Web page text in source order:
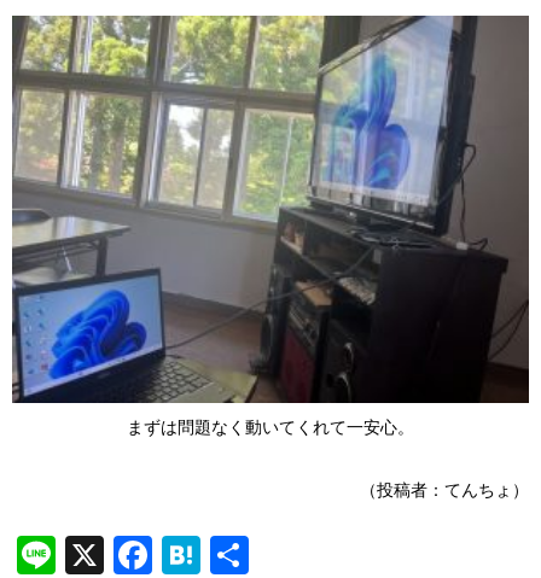
まずは問題なく動いてくれて一安心。
（投稿者：てんちょ）
Line
X Facebook
Hatena